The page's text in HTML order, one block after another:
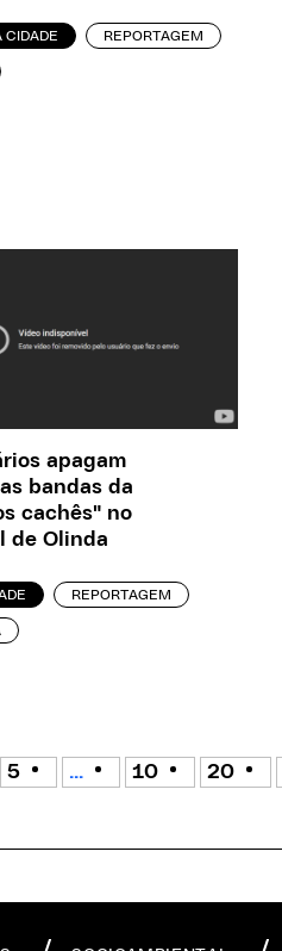
CIDADE REPORTAGEM
apagam
bandas da
cachês" no
de Olinda
REPORTAGEM
5 ... 10 20